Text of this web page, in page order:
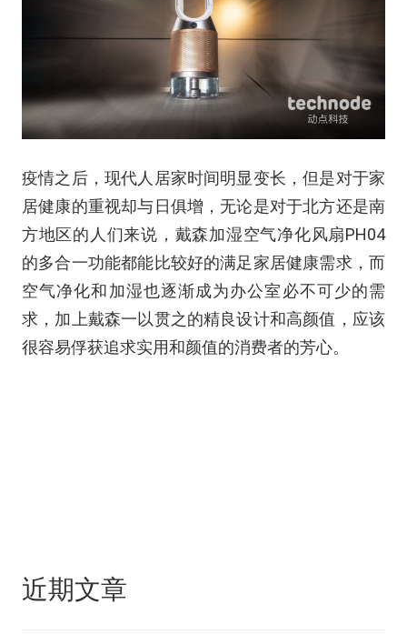
疫情之后，现代人居家时间明显变长，但是对于家
居健康的重视却与日俱增，无论是对于北方还是南
方地区的人们来说，戴森加湿空气净化风扇PH04
的多合一功能都能比较好的满足家居健康需求，而
空气净化和加湿也逐渐成为办公室必不可少的需
求，加上戴森一以贯之的精良设计和高颜值，应该
很容易俘获追求实用和颜值的消费者的芳心。
近期文章